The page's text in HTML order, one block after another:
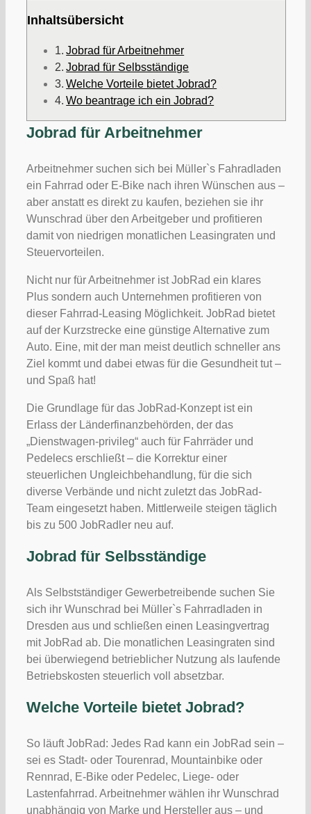
Inhaltsübersicht
Jobrad für Arbeitnehmer
Jobrad für Selbsständige
Welche Vorteile bietet Jobrad?
Wo beantrage ich ein Jobrad?
Jobrad für Arbeitnehmer
Arbeitnehmer suchen sich bei Müller`s Fahradladen
ein Fahrrad oder E-Bike nach ihren Wünschen aus –
aber anstatt es direkt zu kaufen, beziehen sie ihr
Wunschrad über den Arbeitgeber und profitieren
damit von niedrigen monatlichen Leasingraten und
Steuervorteilen.
Nicht nur für Arbeitnehmer ist JobRad ein klares
Plus sondern auch Unternehmen profitieren von
dieser Fahrrad-Leasing Möglichkeit. JobRad bietet
auf der Kurzstrecke eine günstige Alternative zum
Auto. Eine, mit der man meist deutlich schneller ans
Ziel kommt und dabei etwas für die Gesundheit tut –
und Spaß hat!
Die Grundlage für das JobRad-Konzept ist ein
Erlass der Länderfinanzbehörden, der das
„Dienstwagen-privileg“ auch für Fahrräder und
Pedelecs erschließt – die Korrektur einer
steuerlichen Ungleichbehandlung, für die sich
diverse Verbände und nicht zuletzt das JobRad-
Team eingesetzt haben. Mittlerweile steigen täglich
bis zu 500 JobRadler neu auf.
Jobrad für Selbsständige
Als Selbstständiger Gewerbetreibende suchen Sie
sich ihr Wunschrad bei Müller`s Fahrradladen in
Dresden aus und schließen einen Leasingvertrag
mit JobRad ab. Die monatlichen Leasingraten sind
bei überwiegend betrieblicher Nutzung als laufende
Betriebskosten steuerlich voll absetzbar.
Welche Vorteile bietet Jobrad?
So läuft JobRad: Jedes Rad kann ein JobRad sein –
sei es Stadt- oder Tourenrad, Mountainbike oder
Rennrad, E-Bike oder Pedelec, Liege- oder
Lastenfahrrad. Arbeitnehmer wählen ihr Wunschrad
unabhängig von Marke und Hersteller aus – und